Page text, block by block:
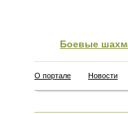
Боевые
О портале Новости